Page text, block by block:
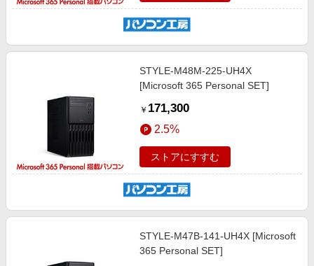
STYLE-M48M-225-UH4X
[Microsoft 365 Personal SET]
￥ 171,300
2.5%
ストアにすすむ
STYLE-M47B-141-UH4X [Microsoft
365 Personal SET]